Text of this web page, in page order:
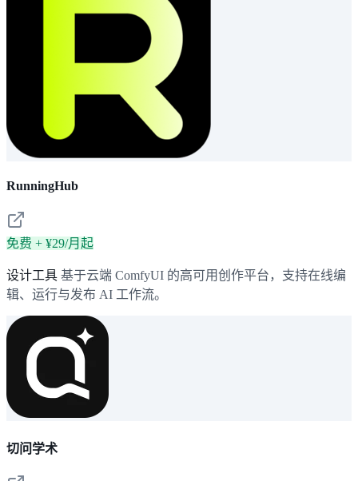
RunningHub
免费 + ¥29/月起
设计工具 基于云端 ComfyUI 的高可用创作平台，支持在线编
辑、运行与发布 AI 工作流。
切问学术